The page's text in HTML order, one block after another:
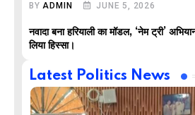
BYADMIN JUNE 5, 2026
नवादा बना हरियाली का मॉडल, ‘नेम ट्री’
लिया हिस्सा।
Latest Politics News